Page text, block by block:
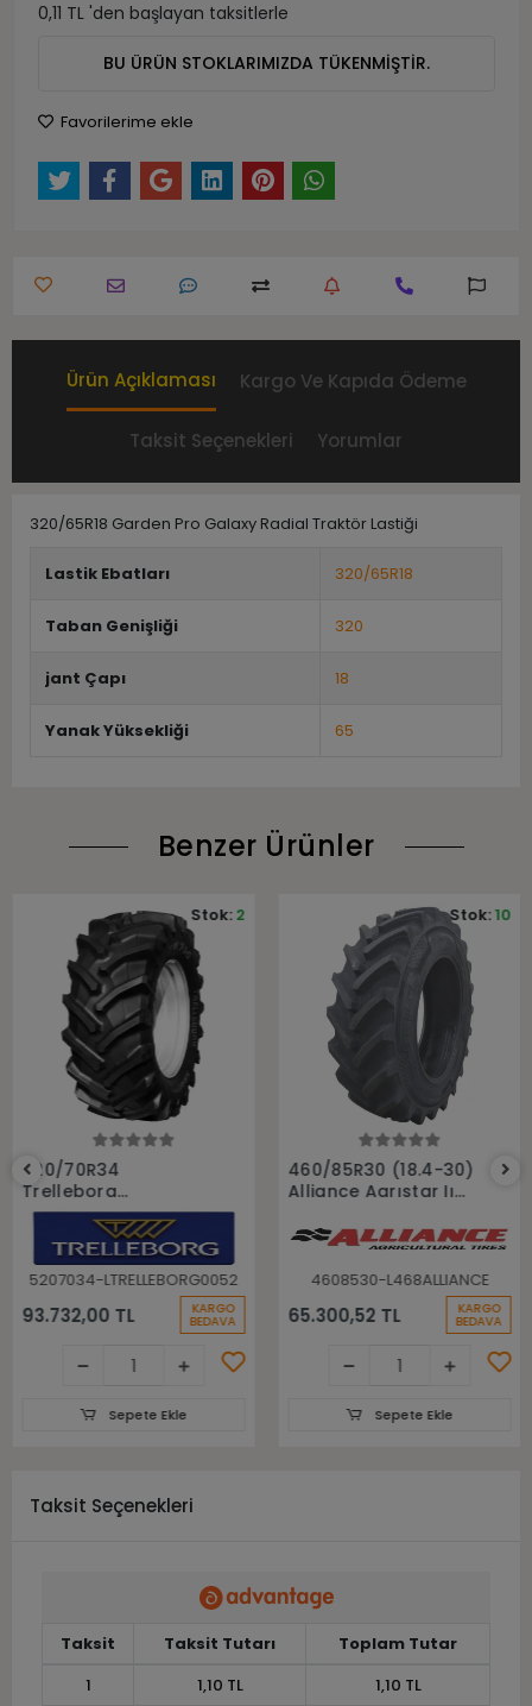
0,11 TL 'den başlayan taksitlerle
BU ÜRÜN STOKLARIMIZDA TÜKENMİŞTİR.
Favorilerime ekle
Ürün Açıklaması Kargo Ve Kapıda Ödeme
Taksit Seçenekleri Yorumlar
320/65R18 Garden Pro Galaxy Radial Traktör Lastiği
Lastik Ebatları 320/65R18
Taban Genişliği 320
jant Çapı 18
Yanak Yüksekliği 65
Benzer Ürünler
520/70R34
Trelleborg
148A8(148B) Tm700
Tl Radyal Traktör
Lastiği
5207034-LTRELLEBORG0052
93.732,00 TL KARGO
BEDAVA
Stok:2
Sepete Ekle
Sepete Ekle
460/85R30 (18.4-30)
Alliance Agrıstar Iı
Traktör lastiği
4608530-L468ALLIANCE
65.300,52 TL KARGO
BEDAVA
Stok:10
Sepete Ekle
Taksit Seçenekleri
Taksit Taksit Tutarı
Toplam Tutar
1
1,10 TL 1,10 TL